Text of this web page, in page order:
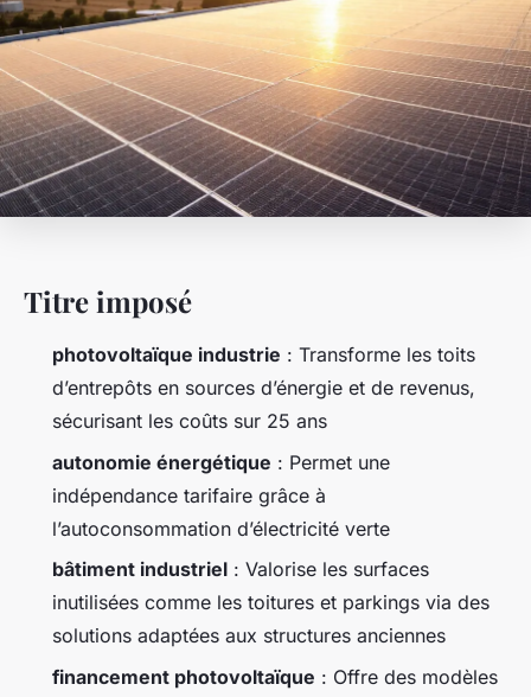
Titre imposé
photovoltaïque industrie : Transforme les toits
d’entrepôts en sources d’énergie et de revenus,
sécurisant les coûts sur 25 ans
autonomie énergétique : Permet une
indépendance tarifaire grâce à
l’autoconsommation d’électricité verte
bâtiment industriel : Valorise les surfaces
inutilisées comme les toitures et parkings via des
solutions adaptées aux structures anciennes
financement photovoltaïque : Offre des modèles